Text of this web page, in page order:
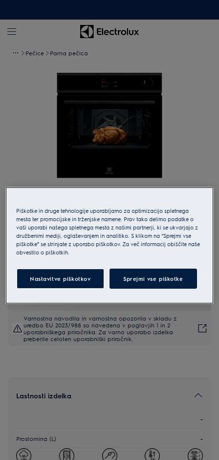
Pečice Parna pečica
Tapnite za povečavo
EOC9P3XH
Electrolux 700 MealAssist with
SteamCrisp vgradna pečica
4.9 (188)
EU podatkovna kartica
Varnostna navodila in varnostna opozorila v skladu z
uredbo EU 2023/988 so navedena v poglavjih 1 in 2
uporabniškega priročnika. Za varno uporabo izdelka
preberite celoten uporabniški priročnik.
Lastnosti izdelka
-
Prostornina (L) -
Piškotke in druge tehnologije uporabljamo za optimizacijo spletnega
mesta ter promocijske in trženjske namene. Prav tako delimo podatke o
vaši uporabi našega spletnega mesta z našimi partnerji, ki se ukvarjajo z
družbenimi mediji, oglaševanjem in analitiko. S klikom na “Sprejmi vse
piškotke” se strinjate z uporabo piškotkov. Za več informacij obiščite naše
obvestilo o piškotkih.
Nastavitve piškotkov Sprejmi vse piškotke